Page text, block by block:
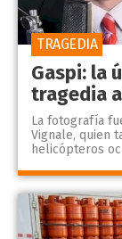
Gaspi: la
tragedia
La fotografía
Vignale, quien
helicópteros
TRAGEDIA